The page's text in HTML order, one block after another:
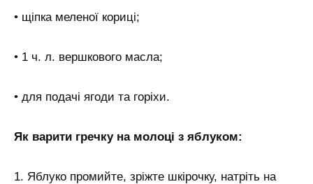
• щіпка меленої кориці;
• 1 ч. л. вершкового масла;
• для подачі ягоди та горіхи.
Як варити гречку на молоці з яблуком:
1. Яблуко промийте, зріжте шкірочку, натріть на